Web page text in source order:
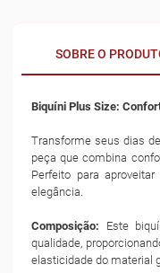
SOBRE O
Biquíni Plus Size:
Transforme seus dias
peça que combina
Perfeito para
elegância.
Composição: Este
qualidade,
elasticidade do material